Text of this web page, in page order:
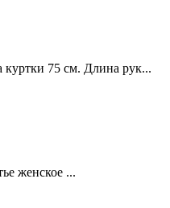
куртки 75 см. Длина рук...
женское ...